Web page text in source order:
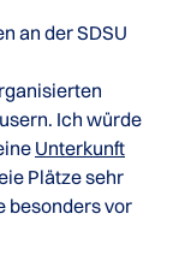
an der SDSU
Ich würde
Unterkunft
Plätze sehr
besonders vor